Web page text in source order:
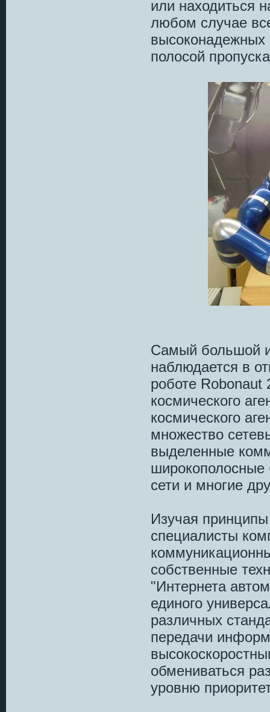
или находиться
любом случае
полосой
Самый большой
наблюдается в
роботе
космического
космического
множество
выделенные
широкополосные
сети и многие
Изучая
специалисты
собственные
"Интернета
единого
различных
передачи
обмениваться
уровню